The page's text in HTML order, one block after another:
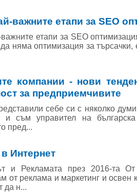
важните етапи за SEO
важните етапи за SEO
да няма оптимизация за
компании - нови
за предприемчивите
себе си с няколко
и съм управител на
пред...
Интернет
и Рекламата през 2016-та
от реклама и маркетинг и освен
да н...